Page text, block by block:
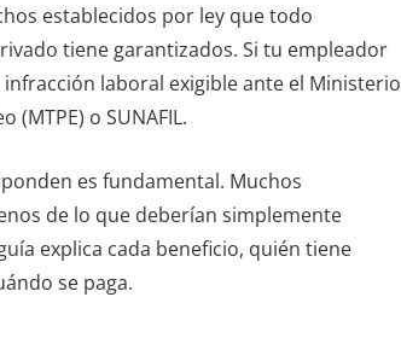
establecidos por ley que todo
tiene garantizados. Si tu empleador
laboral exigible ante el Ministerio
(MTPE) o SUNAFIL.
es fundamental. Muchos
de lo que deberían simplemente
explica cada beneficio, quién tiene
se paga.